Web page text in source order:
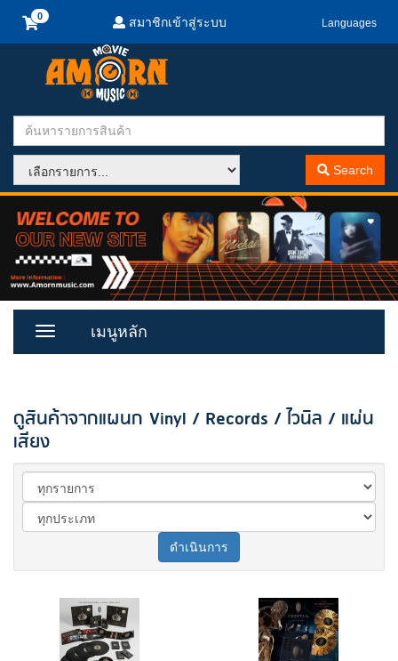
สมาชิกเข้าสู่ระบบ Languages
Search
Toggle
เมนูหลัก
ดูสินค้าจากแผนก Vinyl / Records / ไวนิล / แผ่น
เสียง
ดำเนินการ